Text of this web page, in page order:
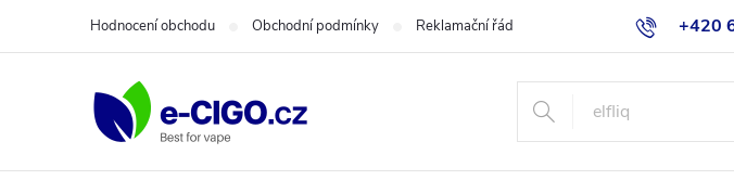
+420
Hodnocení obchodu Obchodní podmínky Reklamační řád Jak nakupovat